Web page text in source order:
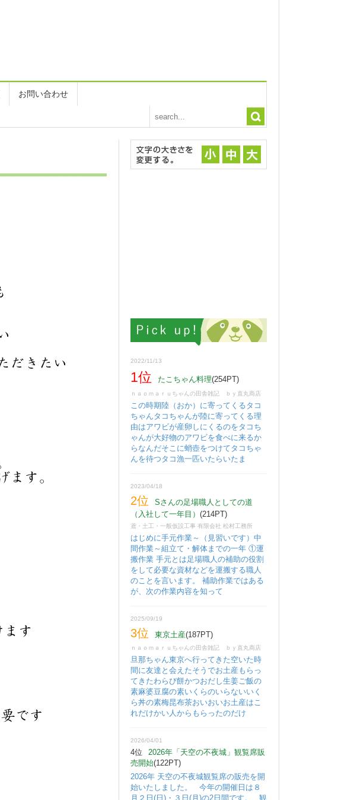
お問い合わせ
2022/11/13
1位 たこちゃん料理(254PT)
ｎａｏｍａｒｕちゃんの田舎雑記 ｂｙ直丸商店
この時期陸（おか）に寄ってくるタコ
ちゃんタコちゃんが陸に寄ってくる理
由はアワビが産卵しにくるのをタコち
ゃんが大好物のアワビを食べに来るか
らなんだそこに蛸壺をつけてタコちゃ
んを待つタコ漁一匹いたらいたま
2023/04/18
2位
Sさんの足場職人としての道
（入社して一年目） (214PT)
鳶・土工・一般仮設工事 有限会社 松村工務所
はじめに手元作業～（見習いです）中
間作業～組立て・解体までの一年 ①運
搬作業 手元とは足場職人の補助の役割
をして必要な資材などを運搬する職人
のことを言います。 補助作業ではある
が、次の作業内容を知って
2025/09/19
3位 東京土産(187PT)
ｎａｏｍａｒｕちゃんの田舎雑記 ｂｙ直丸商店
旦那ちゃん東京へ行ってきた空いた時
間に友達と会えたそうでお土産もらっ
てきたわらび餅かつおだし生姜ご飯の
素麻婆豆腐の素いくらのいらないいく
ら丼の素梅昆布茶おいおいお土産はこ
れだけかい人からもらったのだけ
2026/04/01
4位
2026年「天空の不夜城」観覧席販
売開始(122PT)
2026年 天空の不夜城観覧席の販売を開
始いたしました。 今年の開催日は８
月２日(日)・３日(月)の2日間です。 観